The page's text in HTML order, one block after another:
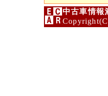
中古車情